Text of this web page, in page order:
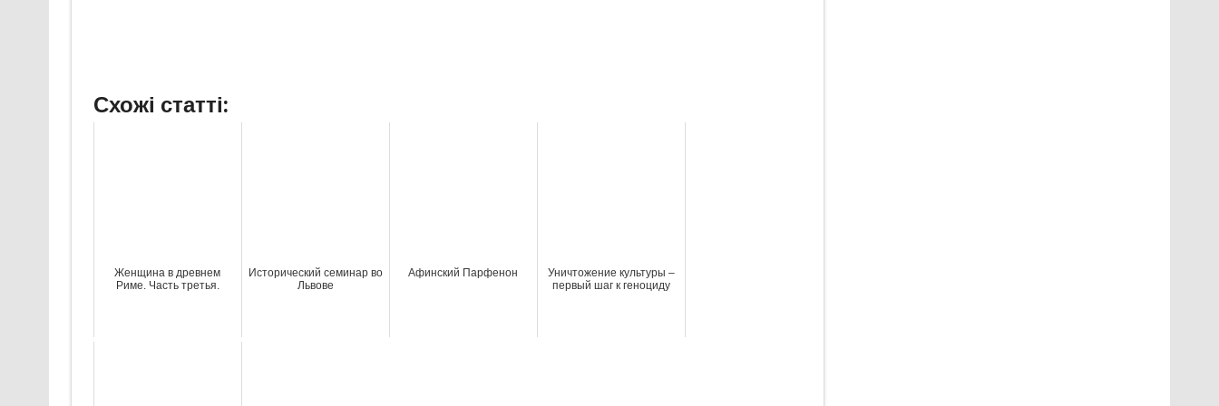
Схожі статті:
Женщина в древнем
Риме. Часть третья.
Исторический семинар во
Львове
Афинский Парфенон
Уничтожение культуры –
первый шаг к геноциду